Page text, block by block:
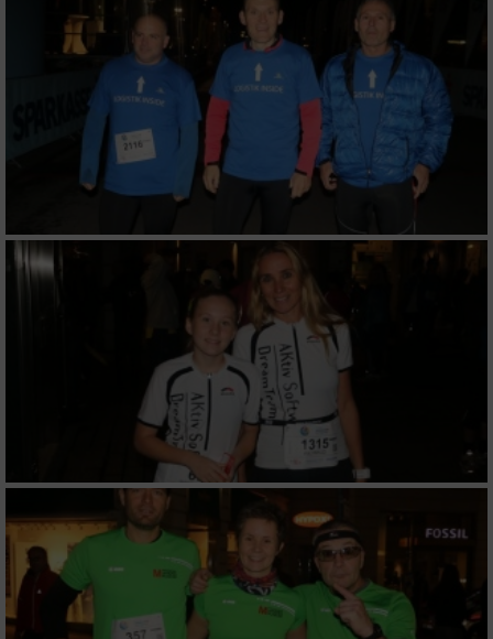
Messung der Performance von Inhalten
Analyse von Zielgruppen durch Statistiken
oder Kombinationen von Daten aus
verschiedenen Quellen
Entwicklung und Verbesserung der Angebote
Verwendung reduzierter Daten zur Auswahl
von Inhalten
Verwendung genauer Standortdaten
Geräte anhand von aktiv angeforderten
Informationen identifizieren
Nicht-IAB-Verarbeitungszwecke:
Notwendig
Performance